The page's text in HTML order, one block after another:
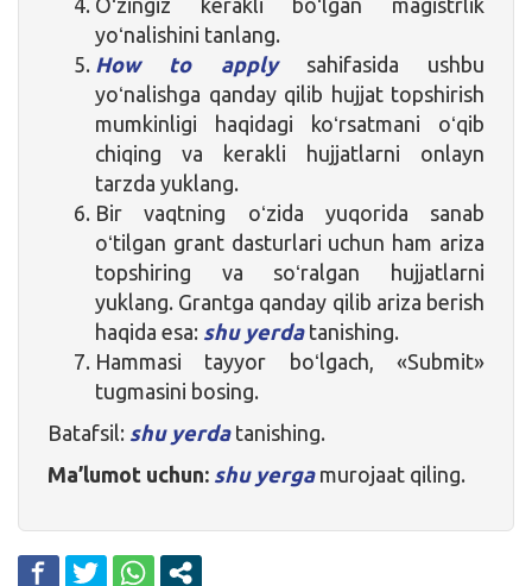
yoʻnalishini tanlang.
How to applysahifasida ushbu
yoʻnalishga qanday qilib hujjat topshirish
mumkinligi haqidagi koʻrsatmani oʻqib
chiqing va kerakli hujjatlarni onlayn
tarzda yuklang.
Bir vaqtning oʻzida yuqorida sanab
oʻtilgan grant dasturlari uchun ham ariza
topshiring va soʻralgan hujjatlarni
yuklang. Grantga qanday qilib ariza berish
haqida esa: shu yerda tanishing.
Hammasi tayyor boʻlgach, «Submit»
tugmasini bosing.
Batafsil: shu yerdatanishing.
Ma’lumot uchun: shu yergamurojaat qiling.